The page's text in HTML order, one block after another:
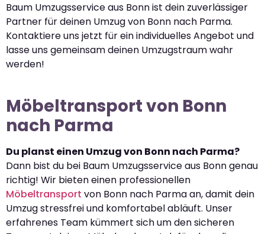
Baum Umzugsservice aus Bonn ist dein zuverlässiger
Partner für deinen Umzug von Bonn nach Parma.
Kontaktiere uns jetzt für ein individuelles Angebot und
lasse uns gemeinsam deinen Umzugstraum wahr
werden!
Möbeltransport von Bonn
nach Parma
Du planst einen Umzug von Bonn nach Parma?
Dann bist du bei Baum Umzugsservice aus Bonn genau
richtig! Wir bieten einen professionellen
Möbeltransport von Bonn nach Parma an, damit dein
Umzug stressfrei und komfortabel abläuft. Unser
erfahrenes Team kümmert sich um den sicheren